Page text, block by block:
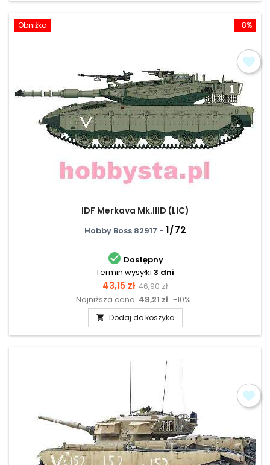
-8%
Obniżka
IDF Merkava Mk.IIID (LIC)
Hobby Boss 82917 - 1/72
 Dostępny
Termin wysyłki 3 dni
Cena
43,15 zł Cena
podstawowa
46,90 zł
Najniższa cena: 48,21 zł -10%
 Dodaj do koszyka